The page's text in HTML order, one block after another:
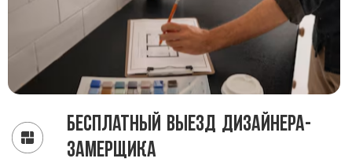
Бесплатный выезд дизайнера-
замерщика